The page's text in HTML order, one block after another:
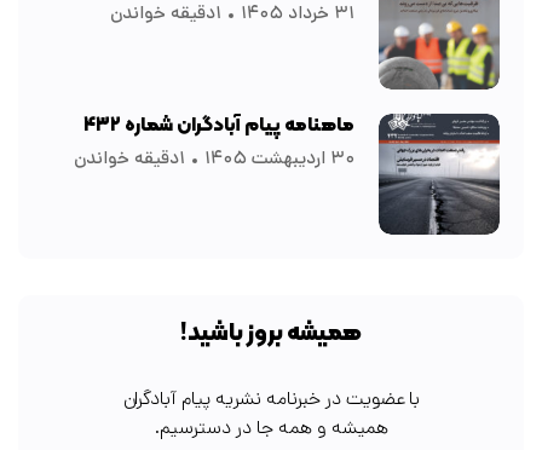
۳۱ خرداد ۱۴۰۵ ۱دقیقه خواندن
ماهنامه پیام آبادگران شماره ۴۳۲
۳۰ اردیبهشت ۱۴۰۵ ۱دقیقه خواندن
همیشه بروز باشید!
با عضویت در خبرنامه نشریه پیام آبادگران
همیشه و همه جا در دسترسیم.